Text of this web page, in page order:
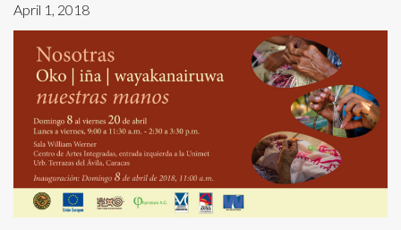
April 1, 2018